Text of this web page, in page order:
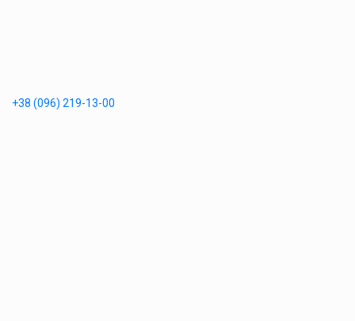
+38 (096) 219-13-00